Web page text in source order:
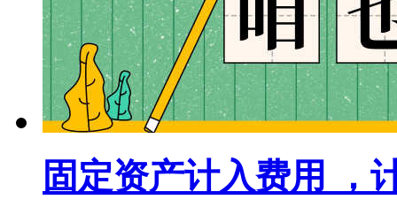
固定资产计入费用 ，